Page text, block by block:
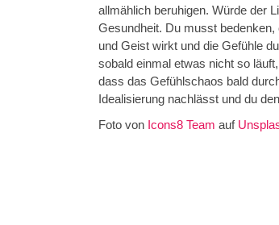
allmählich beruhigen. Würde der
Gesundheit. Du musst
und Geist wirkt und die Gefühle
sobald einmal etwas nicht so
dass das Gefühlschaos bald
Idealisierung nachlässt und du
Foto von Icons8 Team auf